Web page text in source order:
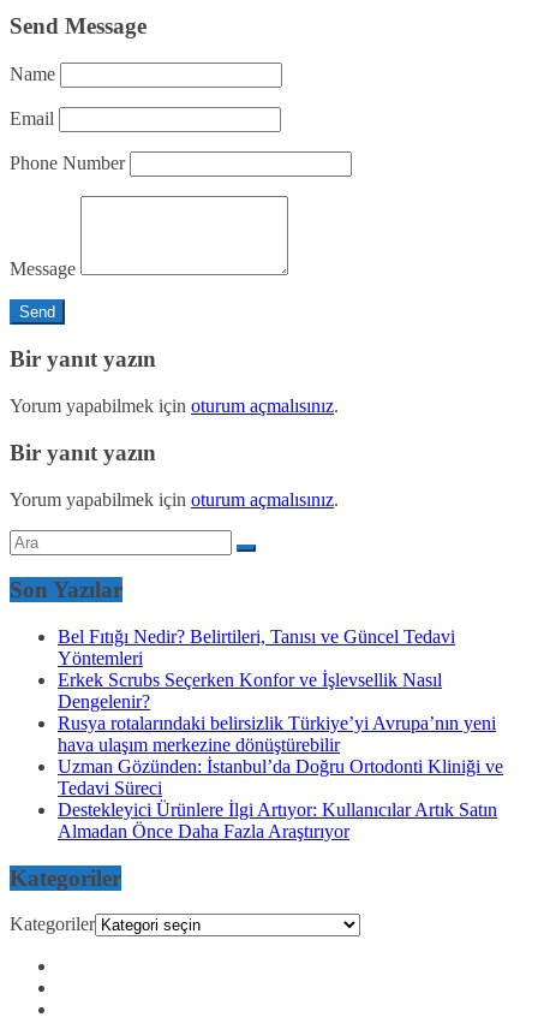
Send Message
Name
Email
Phone Number
Message
Bir yanıt yazın
Yorum yapabilmek için oturum açmalısınız.
Bir yanıt yazın
Yorum yapabilmek için oturum açmalısınız.
Son Yazılar
Bel Fıtığı Nedir? Belirtileri, Tanısı ve Güncel Tedavi
Yöntemleri
Erkek Scrubs Seçerken Konfor ve İşlevsellik Nasıl
Dengelenir?
Rusya rotalarındaki belirsizlik Türkiye’yi Avrupa’nın yeni
hava ulaşım merkezine dönüştürebilir
Uzman Gözünden: İstanbul’da Doğru Ortodonti Kliniği ve
Tedavi Süreci
Destekleyici Ürünlere İlgi Artıyor: Kullanıcılar Artık Satın
Almadan Önce Daha Fazla Araştırıyor
Kategoriler
Kategoriler